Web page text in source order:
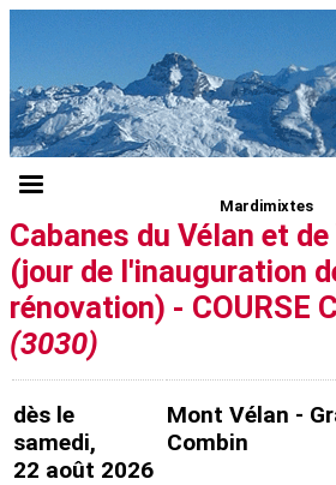
Mardimixtes
Cabanes du Vélan et
(jour de l'inauguration
rénovation) - COURSE
(3030)
dès le
samedi,
22 août 2026
Mont Vélan -
Combin